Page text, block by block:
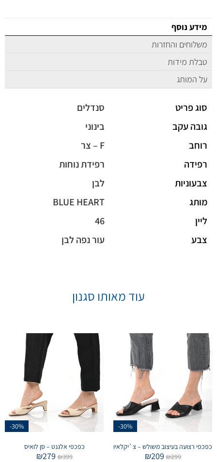
מידע נוסף
משלוחים והחזרות
טבלת מידות
על המותג
סוג פריט
סנדלים
גובה עקב
בינוני
רוחב
F – צר
רפידה
רפידת נוחות
צבעוניות
לבן
מותג
BLUE HEART
ליין
46
צבע
עור נפה לבן
עוד מאותו סגנון
-30%
כפכפי רצועה בעיצוב משולש – צ`יקלאיו
₪299
₪209
-30%
כפכפי אלגנט – סן לואיס
₪399
₪279